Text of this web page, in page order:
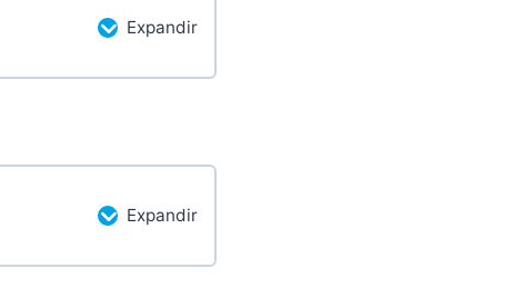
Expandir
Expandir